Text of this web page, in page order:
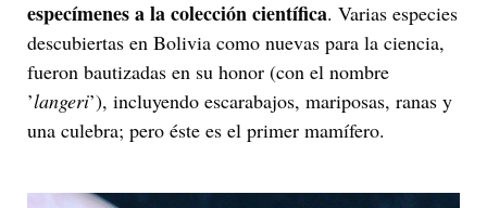
especímenes a la colección científica. Varias especies
descubiertas en Bolivia como nuevas para la ciencia,
fueron bautizadas en su honor (con el nombre
’langeri’), incluyendo escarabajos, mariposas, ranas y
una culebra; pero éste es el primer mamífero.